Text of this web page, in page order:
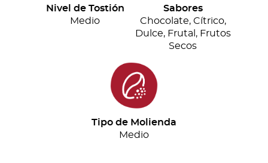
Nivel de Tostión
Medio
Sabores
Chocolate, Cítrico,
Dulce, Frutal, Frutos
Secos
Tipo de Molienda
Medio